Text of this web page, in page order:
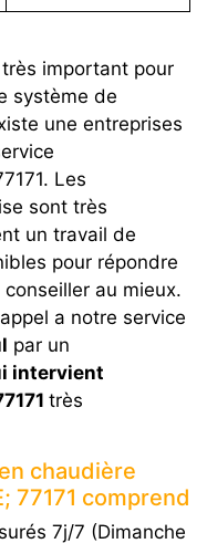
important pour
système de
une entreprises
Les
sont très
un travail de
pour répondre
au mieux.
a notre service
par un
intervient
très
chaudière
77171 comprend
7j/7 (Dimanche